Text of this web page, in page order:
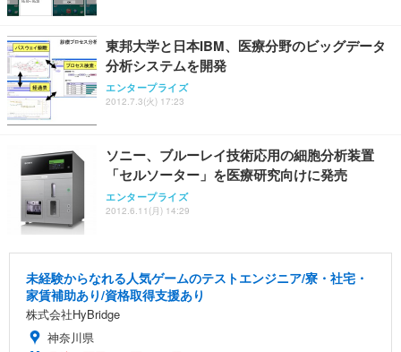
東邦大学と日本IBM、医療分野のビッグデータ
分析システムを開発
エンタープライズ
2012.7.3(火) 17:23
ソニー、ブルーレイ技術応用の細胞分析装置
「セルソーター」を医療研究向けに発売
エンタープライズ
2012.6.11(月) 14:29
未経験からなれる人気ゲームのテストエンジニア/寮・社宅・
家賃補助あり/資格取得支援あり
株式会社HyBridge
神奈川県